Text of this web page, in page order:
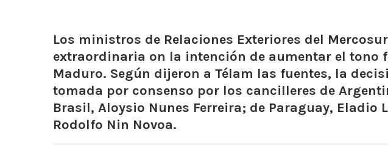
Los ministros de Relaciones Exteriores del
extraordinaria on la intención de aumentar el tono
Maduro. Según dijeron a Télam las fuentes, la
tomada por consenso por los cancilleres de
Brasil, Aloysio Nunes Ferreira; de Paraguay, Eladio
Rodolfo Nin Novoa.